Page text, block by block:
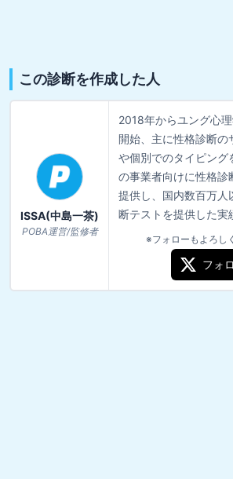
この診断を作成した人
ISSA(中島一茶)
POBA運営/監修者
2018年からユング心
開始、主に性格診断
や個別でのタイピング
の事業者向けに性格診
提供し、国内数百万人
断テストを提供した実
※フォローもよろし
フォ